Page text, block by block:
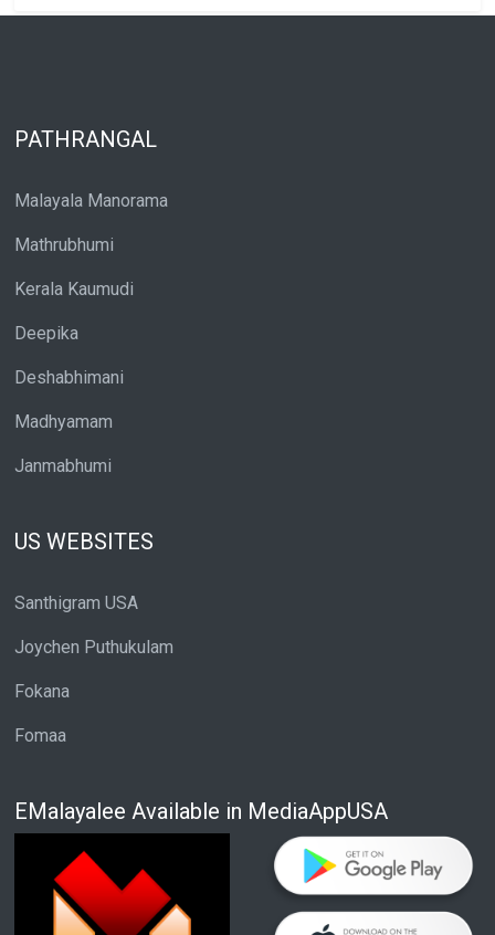
PATHRANGAL
Malayala Manorama
Mathrubhumi
Kerala Kaumudi
Deepika
Deshabhimani
Madhyamam
Janmabhumi
US WEBSITES
Santhigram USA
Joychen Puthukulam
Fokana
Fomaa
EMalayalee Available in MediaAppUSA